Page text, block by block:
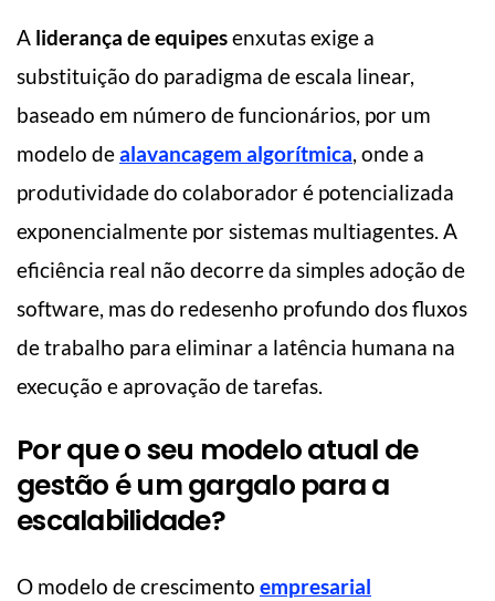
A liderança de equipesenxutas exige a
substituição do paradigma de escala linear,
baseado em número de funcionários, por um
modelo dealavancagem algorítmica, onde a
produtividade do colaborador é potencializada
exponencialmente por sistemas multiagentes. A
eficiência real não decorre da simples adoção de
software, mas do redesenho profundo dos fluxos
de trabalho para eliminar a latência humana na
execução e aprovação de tarefas.
Por que o seu modelo atual de
gestão é um gargalo para a
escalabilidade?
O modelo de crescimento empresarial